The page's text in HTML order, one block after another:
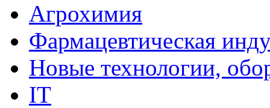
Агрохимия
Фармацевтическая
Новые технологии,
IT